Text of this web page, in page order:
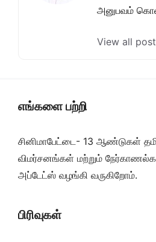
அனுபவம்
View all
எங்களை பற்றி
சினிமாபேட்டை- 13 ஆண்டுகள்
விமர்சனங்கள் மற்றும்
அப்டேட்ஸ் வழங்கி வருகிறோம்.
பிரிவுகள்